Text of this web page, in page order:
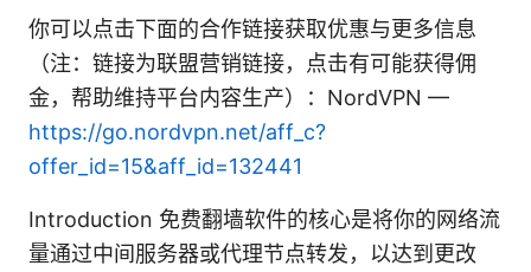
你可以点击下面的合作链接获取优惠与更多信息
（注：链接为联盟营销链接，点击有可能获得佣
金，帮助维持平台内容生产）：NordVPN —
https://go.nordvpn.net/aff_c?
offer_id=15&aff_id=132441
Introduction 免费翻墙软件的核心是将你的网络流
量通过中间服务器或代理节点转发，以达到更改